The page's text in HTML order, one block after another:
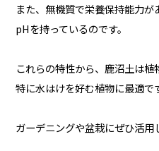
また、無機質で栄養保持能力
pHを持っているのです。
これらの特性から、鹿沼土は植
特に水はけを好む植物に最適で
ガーデニングや盆栽にぜひ活用